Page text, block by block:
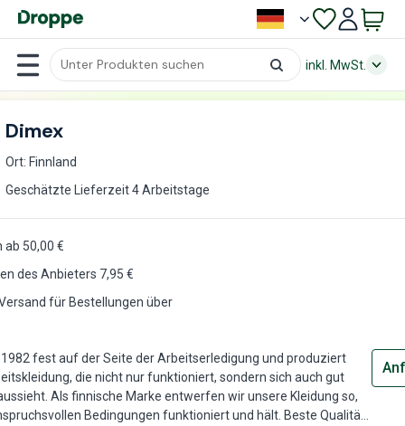
inkl. MwSt.
Dimex
Ort: Finnland
Geschätzte Lieferzeit 4 Arbeitstage
ab 50,00 €
des Anbieters 7,95 €
für Bestellungen über
fest auf der Seite der Arbeitserledigung und produziert
die nicht nur funktioniert, sondern sich auch gut
Als finnische Marke entwerfen wir unsere Kleidung so,
Bedingungen funktioniert und hält. Beste Qualität